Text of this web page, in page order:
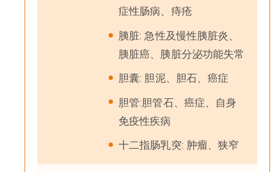
症性肠病、痔疮
胰脏: 急性及慢性胰脏炎、
胰脏癌、胰脏分泌功能失常
胆囊: 胆泥、胆石、癌症
胆管:胆管石、癌症、自身
免疫性疾病
十二指肠乳突: 肿瘤、狭窄